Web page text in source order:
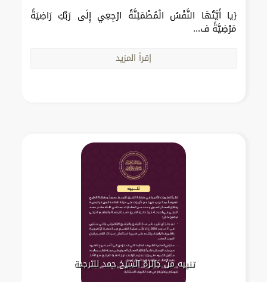
{يا أَيَّتُهَا النَّفْسُ الْمُطْمَئِنَّةُ ارْجِعِي إِلَى رَبِّكِ رَاضِيَةً
مَرْضِيَّةً ف...
إقرأ المزيد
تنبيه من جائزة الشيخ حمد للترجمة